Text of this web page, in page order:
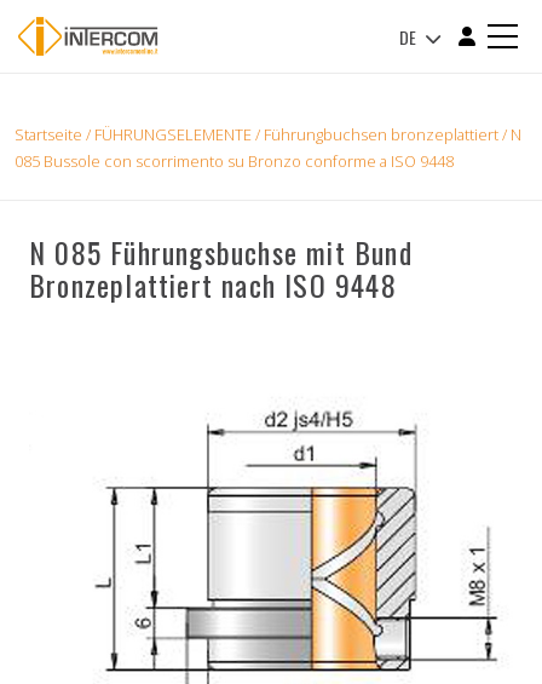
DE
Startseite / FÜHRUNGSELEMENTE/ Führungbuchsen bronzeplattiert/ N
085 Bussole con scorrimento su Bronzo conforme a ISO 9448
N 085 Führungsbuchse mit Bund
Bronzeplattiert nach ISO 9448